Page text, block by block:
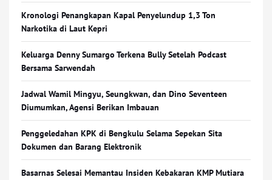
Kronologi Penangkapan Kapal Penyelundup 1,3 Ton
Narkotika di Laut Kepri
Keluarga Denny Sumargo Terkena Bully Setelah Podcast
Bersama Sarwendah
Jadwal Wamil Mingyu, Seungkwan, dan Dino Seventeen
Diumumkan, Agensi Berikan Imbauan
Penggeledahan KPK di Bengkulu Selama Sepekan Sita
Dokumen dan Barang Elektronik
Basarnas Selesai Memantau Insiden Kebakaran KMP Mutiara